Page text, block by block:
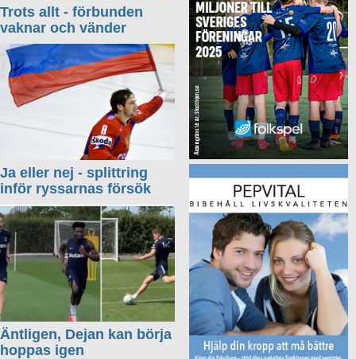
Trots allt - förbunden
vaknar och vänder
Ja eller nej - splittring
inför ryssarnas försök
Äntligen, Dejan kan börja
hoppas igen